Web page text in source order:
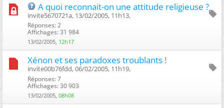
A quoi reconnait-on une attitude religieuse ?
invite5670721a, 13/02/2005, 11h13, ‎
Réponses: 2
Affichages: 31 984
13/02/2005, 12h17
Xénon et ses paradoxes troublants !
invite00b76fdd, 06/02/2005, 11h19, ‎
Réponses: 7
Affichages: 30 903
13/02/2005, 08h08